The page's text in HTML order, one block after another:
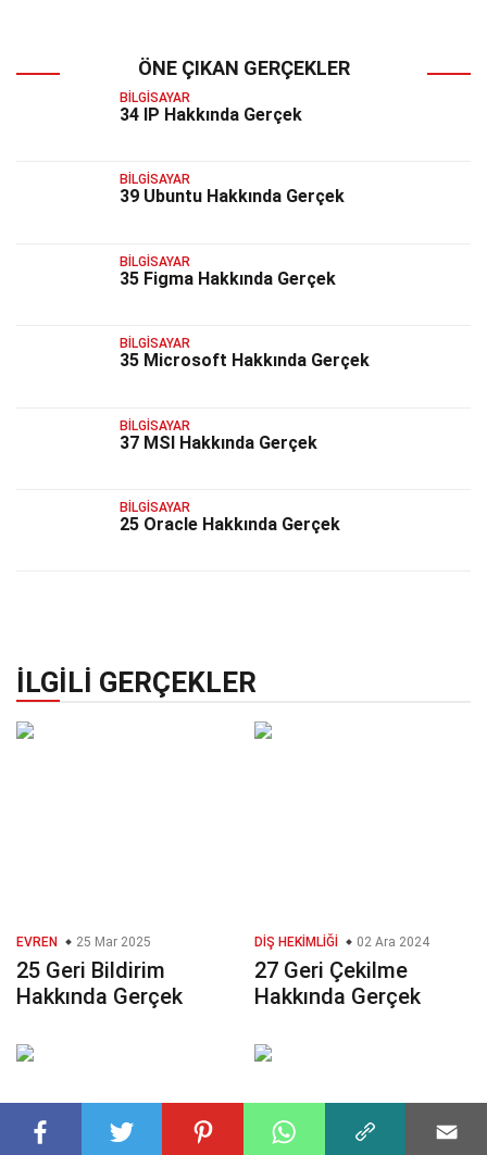
ÖNE ÇIKAN GERÇEKLER
BILGISAYAR
34 IP Hakkında Gerçek
BILGISAYAR
39 Ubuntu Hakkında Gerçek
BILGISAYAR
35 Figma Hakkında Gerçek
BILGISAYAR
35 Microsoft Hakkında Gerçek
BILGISAYAR
37 MSI Hakkında Gerçek
BILGISAYAR
25 Oracle Hakkında Gerçek
İLGILI GERÇEKLER
EVREN 25 Mar 2025
25 Geri Bildirim
Hakkında Gerçek
DIŞ HEKIMLIĞI 02 Ara 2024
27 Geri Çekilme
Hakkında Gerçek